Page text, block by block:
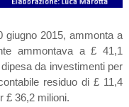
giugno 2015, ammonta a
ammontava a £ 41,1
da investimenti per
residuo di £ 11,4
£ 36,2 milioni.